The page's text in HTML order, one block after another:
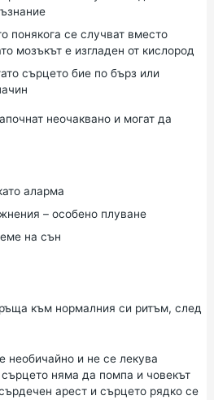
понякога се случват вместо
мозъкът е изгладен от кислород
сърцето бие по бърз или
неочаквано и могат да
аларма
– особено плуване
на сън
към нормалния си ритъм, след
необичайно и не се лекува
няма да помпа и човекът
арест и сърцето рядко се